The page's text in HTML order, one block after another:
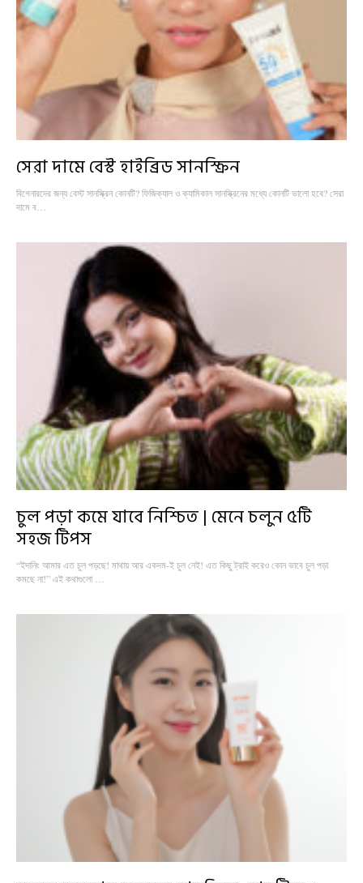
সেরা দামে বেস্ট হাইব্রিড সানস্ক্রিন
বিগেনারদের জন্য বেস্ট সানস্ক্রিন কোনটি? ফিজিক্যাল ও ক্যামিকাল সানস্ক্রিনের মধ্যে কোনটি ভালো হবে? সেরা
দামে ব…
চুল পড়া কমে যাবে নিশ্চিত | মেনে চলুন ৫টি
সহজ টিপস
“ইদানিং আমার এত চুল পড়ছে! মাথায় আর একদম-ই চুল নেই! এত কিছু ট্রাই করেও কোন ভাবে চুল পড়া
কমছে না!” এই কথাগুলো …